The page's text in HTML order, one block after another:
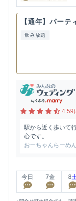
【通年】パーテ
飲み放題
駅から近く歩いて
心です。
おーちゃんらーめ
今日 7金 8